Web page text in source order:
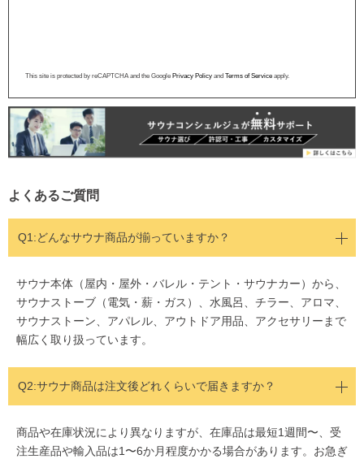
This site is protected by reCAPTCHA and the Google Privacy Policy and Terms of Service apply.
よくあるご質問
Q1:どんなサウナ商品が揃っていますか？
サウナ本体（屋内・屋外・バレル・テント・サウナカー）から、
サウナストーブ（電気・薪・ガス）、水風呂、チラー、アロマ、
サウナストーン、アパレル、アウトドア用品、アクセサリーまで
幅広く取り扱っています。
Q2:サウナ商品は注文後どれくらいで届きますか？
商品や在庫状況により異なりますが、在庫品は最短1週間〜、受
注生産品や輸入品は1〜6か月程度かかる場合があります。お急ぎ